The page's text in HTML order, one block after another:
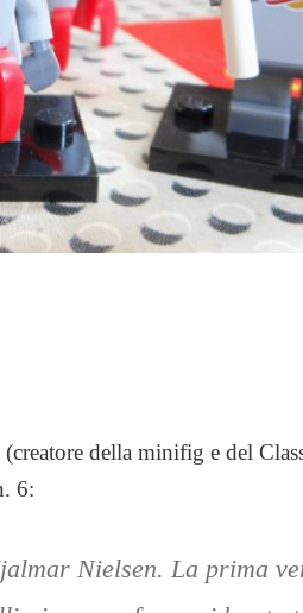
(creatore della minifig e del
6:
Nielsen. La prima